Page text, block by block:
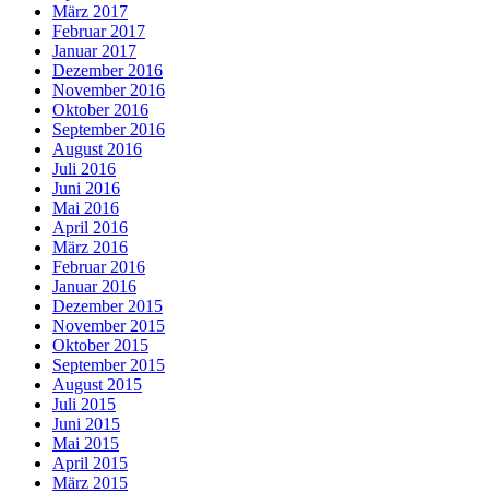
März 2017
Februar 2017
Januar 2017
Dezember 2016
November 2016
Oktober 2016
September 2016
August 2016
Juli 2016
Juni 2016
Mai 2016
April 2016
März 2016
Februar 2016
Januar 2016
Dezember 2015
November 2015
Oktober 2015
September 2015
August 2015
Juli 2015
Juni 2015
Mai 2015
April 2015
März 2015